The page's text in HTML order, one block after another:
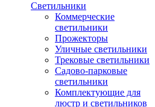
Светильники
Коммерческие
светильники
Прожекторы
Уличные светильники
Трековые светильники
Садово-парковые
светильники
Комплектующие для
люстр и светильников